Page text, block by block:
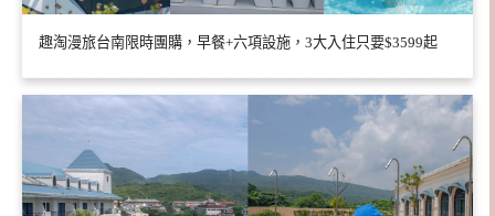
趣淘漫旅台南限時團購，早餐+六項設施，3大入住只要$3599起